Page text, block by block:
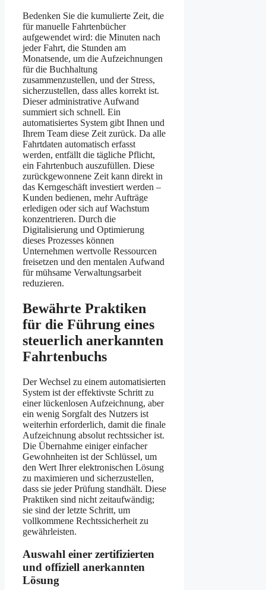
Bedenken Sie die kumulierte Zeit, die
für manuelle Fahrtenbücher
aufgewendet wird: die Minuten nach
jeder Fahrt, die Stunden am
Monatsende, um die Aufzeichnungen
für die Buchhaltung
zusammenzustellen, und der Stress,
sicherzustellen, dass alles korrekt ist.
Dieser administrative Aufwand
summiert sich schnell. Ein
automatisiertes System gibt Ihnen und
Ihrem Team diese Zeit zurück. Da alle
Fahrtdaten automatisch erfasst
werden, entfällt die tägliche Pflicht,
ein Fahrtenbuch auszufüllen. Diese
zurückgewonnene Zeit kann direkt in
das Kerngeschäft investiert werden –
Kunden bedienen, mehr Aufträge
erledigen oder sich auf Wachstum
konzentrieren. Durch die
Digitalisierung und Optimierung
dieses Prozesses können
Unternehmen wertvolle Ressourcen
freisetzen und den mentalen Aufwand
für mühsame Verwaltungsarbeit
reduzieren.
Bewährte Praktiken
für die Führung eines
steuerlich anerkannten
Fahrtenbuchs
Der Wechsel zu einem automatisierten
System ist der effektivste Schritt zu
einer lückenlosen Aufzeichnung, aber
ein wenig Sorgfalt des Nutzers ist
weiterhin erforderlich, damit die finale
Aufzeichnung absolut rechtssicher ist.
Die Übernahme einiger einfacher
Gewohnheiten ist der Schlüssel, um
den Wert Ihrer elektronischen Lösung
zu maximieren und sicherzustellen,
dass sie jeder Prüfung standhält. Diese
Praktiken sind nicht zeitaufwändig;
sie sind der letzte Schritt, um
vollkommene Rechtssicherheit zu
gewährleisten.
Auswahl einer zertifizierten
und offiziell anerkannten
Lösung